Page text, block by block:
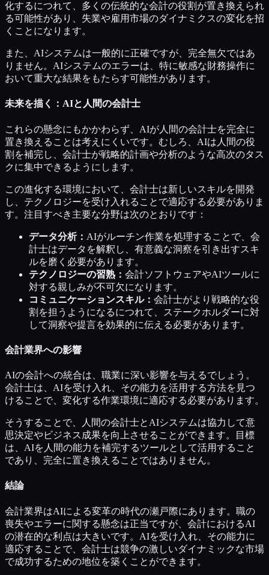
化するにつれて、多くの伝統的な会計の役割が置き換えられ
る可能性があり、失業や雇用市場のダイナミクスの変化を招
くことになります。
また、AIシステムは一般的に正確ですが、完全無欠ではあ
りません。AIシステムのエラーは、特に敏感な財務操作に
おいて重大な結果をもたらす可能性があります。
未来を描く：AIと人間の会計士
これらの懸念にもかかわらず、AIが人間の会計士を完全に
置き換えることは考えにくいです。むしろ、AIは人間の役
割を補完し、会計士が戦略的計画や分析のような高次のタス
クに集中できるようにします。
この進化する環境において、会計士は新しいスキルを開発
し、テクノロジーを受け入れることで適応する必要がありま
す。注目すべき主要な分野は次のとおりです：
データ分析： AIがルーチン作業を処理することで、会
計士はデータを解釈し、有意義な洞察を引き出すスキ
ルを磨く必要があります。
テクノロジーの習熟： 会計ソフトウェアやAIツールに
対する親しみが不可欠になります。
コミュニケーションスキル： 会計士がより戦略的な役
割を担うようになるにつれて、ステークホルダーに対
して洞察や提言を効果的に伝える必要があります。
会計業界への影響
AIの会計への統合は、職業に深い影響を与えるでしょう。
会計士は、AIを受け入れ、その能力を活用する方法を見つ
けることで、変化する作業環境に適応する必要があります。
そうすることで、人間の会計士とAIシステムは協力して意
思決定やビジネス成果を向上させることができます。目標
は、AIを人間の能力を補完するツールとして活用すること
であり、完全に置き換えることではありません。
結論
会計業界はAIによる変革の時代の瀬戸際にあります。職の
喪失やエラーに関する懸念は正当ですが、会計におけるAI
の潜在的な利点は大きいです。AIを受け入れ、その能力に
適応することで、会計士は競争の激しいダイナミックな市場
で成功するための地位を築くことができます。